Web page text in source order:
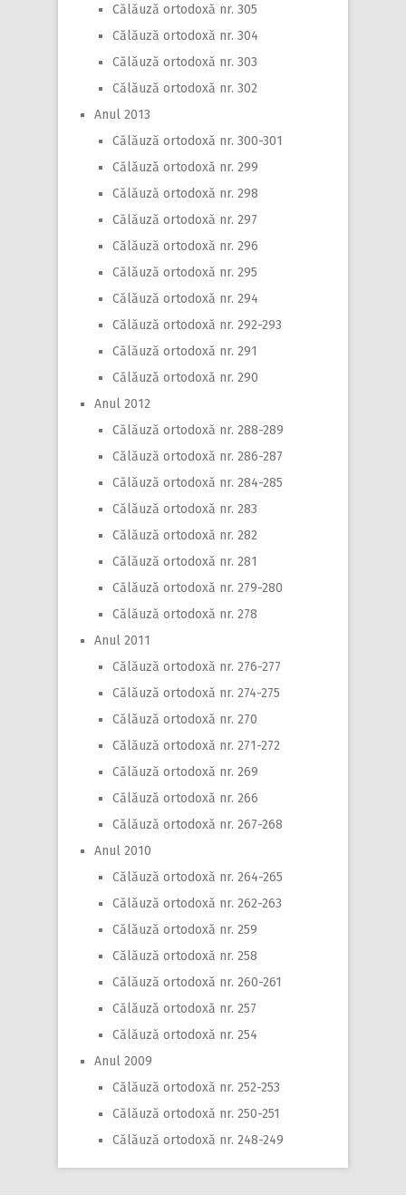
Călăuză ortodoxă nr. 305
Călăuză ortodoxă nr. 304
Călăuză ortodoxă nr. 303
Călăuză ortodoxă nr. 302
Anul 2013
Călăuză ortodoxă nr. 300-301
Călăuză ortodoxă nr. 299
Călăuză ortodoxă nr. 298
Călăuză ortodoxă nr. 297
Călăuză ortodoxă nr. 296
Călăuză ortodoxă nr. 295
Călăuză ortodoxă nr. 294
Călăuză ortodoxă nr. 292-293
Călăuză ortodoxă nr. 291
Călăuză ortodoxă nr. 290
Anul 2012
Călăuză ortodoxă nr. 288-289
Călăuză ortodoxă nr. 286-287
Călăuză ortodoxă nr. 284-285
Călăuză ortodoxă nr. 283
Călăuză ortodoxă nr. 282
Călăuză ortodoxă nr. 281
Călăuză ortodoxă nr. 279-280
Călăuză ortodoxă nr. 278
Anul 2011
Călăuză ortodoxă nr. 276-277
Călăuză ortodoxă nr. 274-275
Călăuză ortodoxă nr. 270
Călăuză ortodoxă nr. 271-272
Călăuză ortodoxă nr. 269
Călăuză ortodoxă nr. 266
Călăuză ortodoxă nr. 267-268
Anul 2010
Călăuză ortodoxă nr. 264-265
Călăuză ortodoxă nr. 262-263
Călăuză ortodoxă nr. 259
Călăuză ortodoxă nr. 258
Călăuză ortodoxă nr. 260-261
Călăuză ortodoxă nr. 257
Călăuză ortodoxă nr. 254
Anul 2009
Călăuză ortodoxă nr. 252-253
Călăuză ortodoxă nr. 250-251
Călăuză ortodoxă nr. 248-249